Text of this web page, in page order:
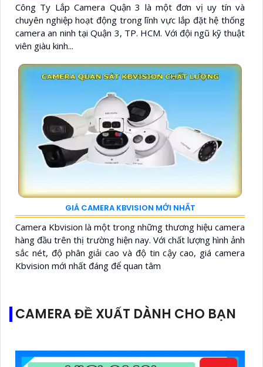
Công Ty Lắp Camera Quận 3 là một đơn vị uy tín và
chuyên nghiệp hoạt động trong lĩnh vực lắp đặt hệ thống
camera an ninh tại Quận 3, TP. HCM. Với đội ngũ kỹ thuật
viên giàu kinh...
GIÁ CAMERA KBVISION MỚI NHẤT
Camera Kbvision là một trong những thương hiệu camera
hàng đầu trên thị trường hiện nay. Với chất lượng hình ảnh
sắc nét, độ phân giải cao và độ tin cậy cao, giá camera
Kbvision mới nhất đáng để quan tâm
CAMERA ĐỀ XUẤT DÀNH CHO BẠN